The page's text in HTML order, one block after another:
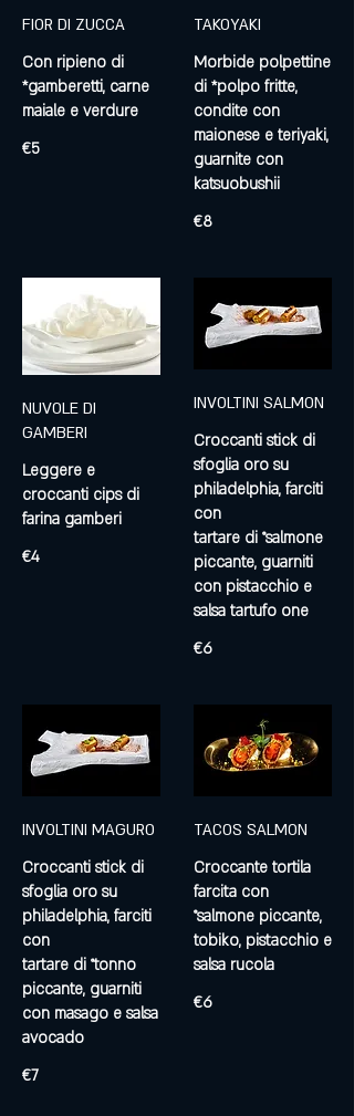
FIOR DI ZUCCA
Con ripieno di
*gamberetti, carne
€5
TAKOYAKI
Morbide polpettine
di *polpo fritte,
condite con
maionese e teriyaki,
guarnite con
€8
NUVOLE DI
GAMBERI
Leggere e
croccanti cips di
farina gamberi
€4
INVOLTINI SALMON
Croccanti stick di
sfoglia oro su
philadelphia, farciti
con
tartare di °salmone
piccante, guarniti
con pistacchio e
salsa tartufo one
€6
INVOLTINI MAGURO
Croccanti stick di
sfoglia oro su
philadelphia, farciti
con
tartare di °tonno
piccante, guarniti
con masago e salsa
avocado
€7
TACOS SALMON
Croccante tortila
farcita con
°salmone piccante,
tobiko, pistacchio e
salsa rucola
€6